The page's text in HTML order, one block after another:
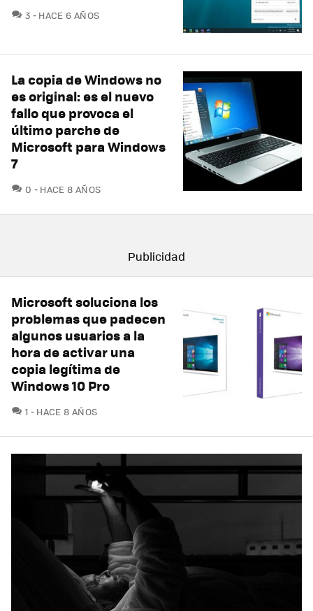
3 COMENTARIOS
HACE 6 AÑOS
La copia de Windows no
es original: es el nuevo
fallo que provoca el
último parche de
Microsoft para Windows
7
0 COMENTARIOS
HACE 8 AÑOS
Microsoft soluciona los
problemas que padecen
algunos usuarios a la
hora de activar una
copia legítima de
Windows 10 Pro
1 COMENTARIOS
HACE 8 AÑOS